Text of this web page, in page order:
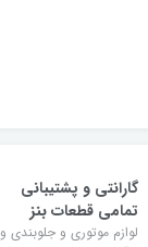
گارانتی و پشتیبانی
تمامی قطعات بنز
لوازم موتوری و جلوبندی و